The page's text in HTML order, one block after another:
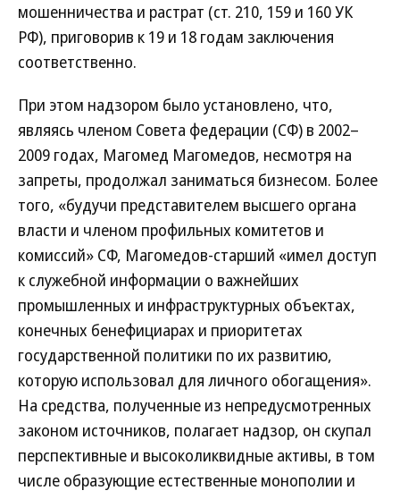
мошенничества и растрат (ст. 210, 159 и 160 УК
РФ), приговорив к 19 и 18 годам заключения
соответственно.
При этом надзором было установлено, что,
являясь членом Совета федерации (СФ) в 2002–
2009 годах, Магомед Магомедов, несмотря на
запреты, продолжал заниматься бизнесом. Более
того, «будучи представителем высшего органа
власти и членом профильных комитетов и
комиссий» СФ, Магомедов-старший «имел доступ
к служебной информации о важнейших
промышленных и инфраструктурных объектах,
конечных бенефициарах и приоритетах
государственной политики по их развитию,
которую использовал для личного обогащения».
На средства, полученные из непредусмотренных
законом источников, полагает надзор, он скупал
перспективные и высоколиквидные активы, в том
числе образующие естественные монополии и